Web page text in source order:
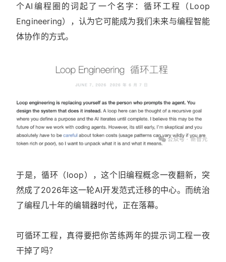
个AI编程圈的词起了一个名字：循环工程（Loop
Engineering），认为它可能成为我们未来与编程智能
体协作的方式。
于是，循环（loop），这个旧编程概念一夜翻新，突
然成了2026年这一轮AI开发范式迁移的中心。而统治
了编程几十年的编辑器时代，正在落幕。
可循环工程，真得要把你苦练两年的提示词工程一夜
干掉了吗？